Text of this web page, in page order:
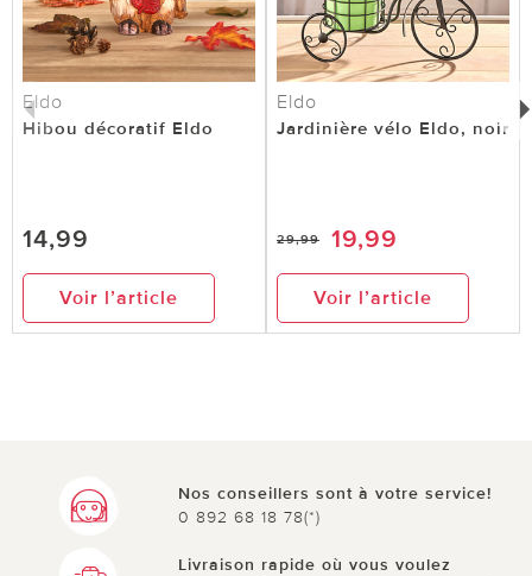
Eldo
Hibou décoratif Eldo
14,99
Voir l’article
Eldo
Jardinière vélo Eldo, noir
29,99 19,99
Voir l’article
Nos conseillers sont à votre service!
0 892 68 18 78(*)
Livraison rapide où vous voulez